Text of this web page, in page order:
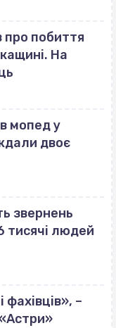
про побиття
На
мопед у
двоє
звернень
тисячі людей
–